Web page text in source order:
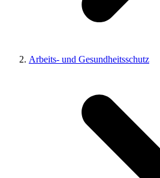
Arbeits- und Gesundheitsschutz